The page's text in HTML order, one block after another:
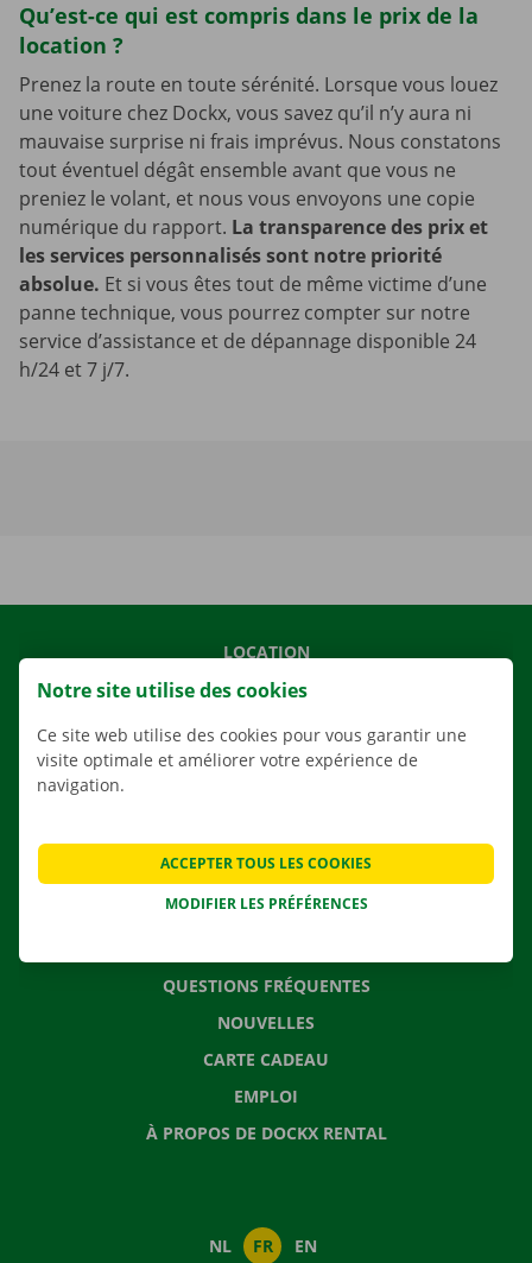
Qu’est-ce qui est compris dans le prix de la
location ?
Prenez la route en toute sérénité. Lorsque vous louez
une voiture chez Dockx, vous savez qu’il n’y aura ni
mauvaise surprise ni frais imprévus. Nous constatons
tout éventuel dégât ensemble avant que vous ne
preniez le volant, et nous vous envoyons une copie
numérique du rapport. La transparence des prix et
les services personnalisés sont notre priorité
absolue. Et si vous êtes tout de même victime d’une
panne technique, vous pourrez compter sur notre
service d’assistance et de dépannage disponible 24
h/24 et 7 j/7.
LOCATION
NOS VÉHICULES
NOS SERVICES
AGENCES
QUESTIONS FRÉQUENTES
NOUVELLES
CARTE CADEAU
EMPLOI
À PROPOS DE DOCKX RENTAL
NL FR EN
Notre site utilise des cookies
Ce site web utilise des cookies pour vous garantir une
visite optimale et améliorer votre expérience de
navigation.
MODIFIER LES PRÉFÉRENCES
ACCEPTER TOUS LES COOKIES